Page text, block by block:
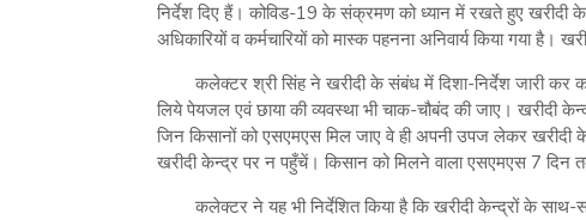
निर्देश दिए हैं। कोविड-19 के संक्रमण को ध्यान में रखते हुए खरीदी
अधिकारियों व कर्मचारियों को मास्क पहनना अनिवार्य किया गया
कलेक्टर श्री सिंह ने खरीदी के संबंध में दिशा-निर्देश जारी कर
लिये पेयजल एवं छाया की व्यवस्था भी चाक-चौबंद की जाए। खरीदी
जिन किसानों को एसएमएस मिल जाए वे ही अपनी उपज लेकर
खरीदी केन्द्र पर न पहुँचें। किसान को मिलने वाला एसएमएस 7 दिन
कलेक्टर ने यह भी निर्देशित किया है कि खरीदी केन्द्रों के